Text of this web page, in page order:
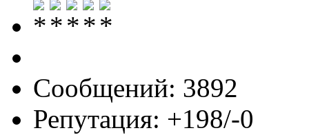
Сообщений: 3892
Репутация: +198/-0